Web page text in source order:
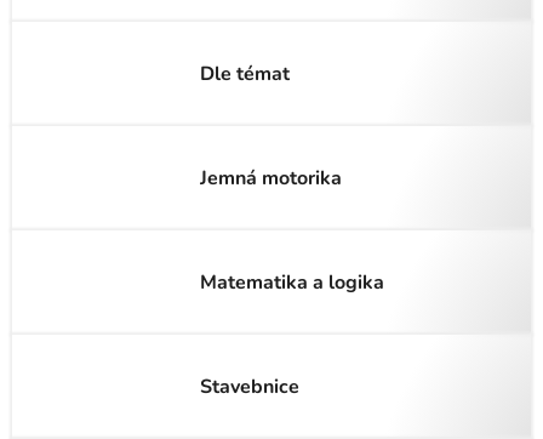
Dle témat
Jemná motorika
Matematika a logika
Stavebnice